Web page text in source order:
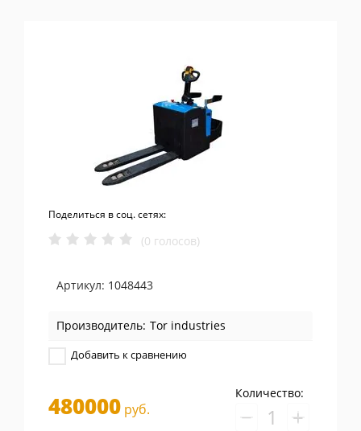
Поделиться в соц. сетях:
(0 голосов)
Артикул: 1048443
Производитель: Tor industries
Добавить к сравнению
480000 руб.
Количество:
− +